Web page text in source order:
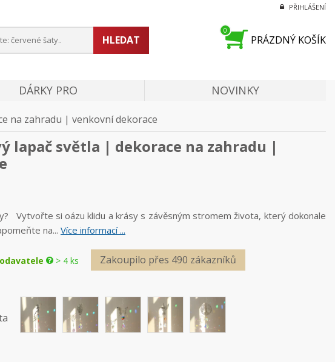
HLEDAT
PŘIHLÁŠENÍ
0
PRÁZDNÝ KOŠÍK
DÁRKY PRO NOVINKY
na zahradu | venkovní dekorace
lapač světla | dekorace na zahradu |
Vytvořte si oázu klidu a krásy s závěsným stromem života, který dokonale
na... Více informací ...
> 4 ks Zakoupilo přes 490 zákazníků